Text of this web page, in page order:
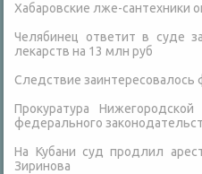
Хабаровские лже-сантехники
Челябинец ответит в суде
лекарств на 13 млн руб
Следствие
Прокуратура
федерального
На Кубани суд продлил
Зиринова